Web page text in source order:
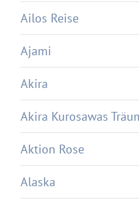
Ailos Reise
Ajami
Akira
Akira Kurosawas
Aktion Rose
Alaska